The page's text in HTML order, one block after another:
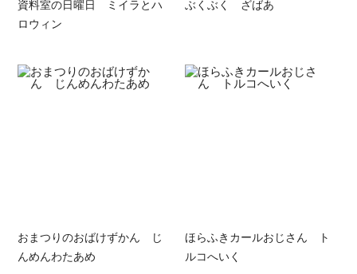
資料室の日曜日 ミイラとハ
ロウィン
ぶくぶく ざばあ
おまつりのおばけずかん じ
んめんわたあめ
ほらふきカールおじさん ト
ルコへいく